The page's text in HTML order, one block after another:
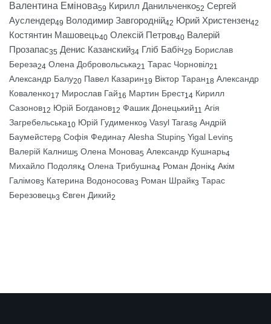
Валентина Емінова59 Кирилл Данильченко52 Сергей
Ауслендер49 Володимир Завгородній42 Юрий Христензен42
Костянтин Машовець40 Олексій Петров40 Валерій
Прозапас35 Денис Казанский34 Гліб Бабіч29 Борислав
Береза24 Олена Добровольська21 Тарас Чорновіл21
Александр Балу20 Павел Казарин19 Віктор Таран18 Александр
Коваленко17 Мирослав Гай16 Мартин Брест14 Кирилл
Сазонов12 Юрій Богданов12 Фашик Донецький11 Агія
Загребельська10 Юрій Гудименко9 Vasyl Taras8 Андрій
Баумейстер8 Софія Федина7 Alesha Stupin5 Yigal Levin5
Валерій Калниш5 Олена Монова5 Александр Кушнарь4
Михайло Подоляк4 Олена Трибушна4 Роман Донік4 Акім
Галімов3 Катерина Водоносова3 Роман Шрайк3 Тарас
Березовець3 Євген Дикий2